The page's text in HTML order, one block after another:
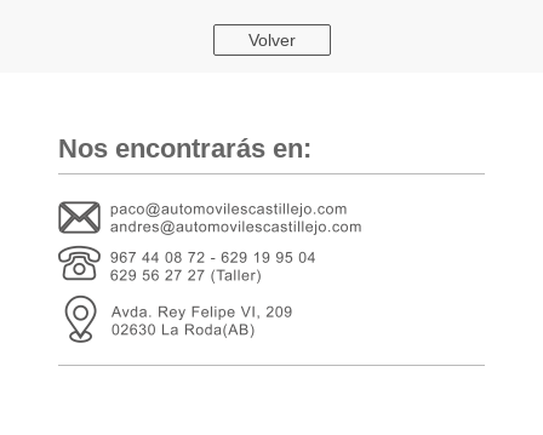
Volver
Nos encontrarás en: